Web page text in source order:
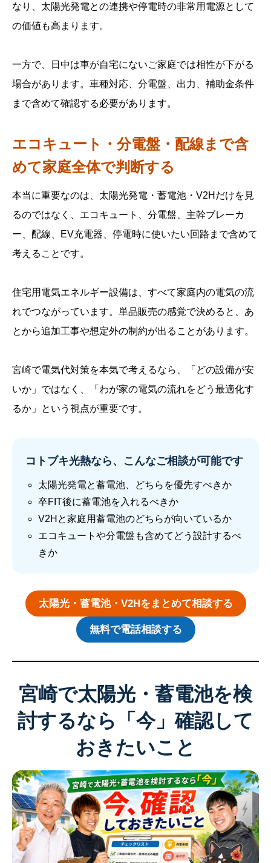
なり、太陽光発電との連携や停電時の非常用電源として
の価値も高まります。
一方で、日中は車が自宅にないご家庭では相性が下がる
場合があります。車種対応、分電盤、出力、補助金条件
まで含めて確認する必要があります。
エコキュート・分電盤・配線まで含
めて家庭全体で判断する
本当に重要なのは、太陽光発電・蓄電池・V2Hだけを見
るのではなく、エコキュート、分電盤、主幹ブレーカ
ー、配線、EV充電器、停電時に使いたい回路まで含めて
考えることです。
住宅用電気エネルギー設備は、すべて家庭内の電気の流
れでつながっています。単品販売の感覚で決めると、あ
とから追加工事や想定外の制約が出ることがあります。
宮崎で電気代対策を本気で考えるなら、「どの設備が安
いか」ではなく、「わが家の電気の流れをどう最適化す
るか」という視点が重要です。
コトブキ光熱なら、こんなご相談が可能です
太陽光発電と蓄電池、どちらを優先すべきか
卒FIT後に蓄電池を入れるべきか
V2Hと家庭用蓄電池のどちらが向いているか
エコキュートや分電盤も含めてどう設計するべ
きか
太陽光・蓄電池・V2Hをまとめて相談する
無料で電話相談する
宮崎で太陽光・蓄電池を検
討するなら「今」確認して
おきたいこと